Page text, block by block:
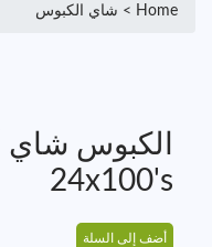
Home > شاي الكبوس
الكبوس شاي
24x100's
أضف إلى السلة